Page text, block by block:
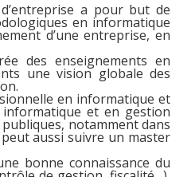
a pour but de
en informatique
d’une entreprise, en
des enseignements en
une vision globale des
en informatique et
informatique et en gestion
notamment dans
aussi suivre un master
bonne connaissance du